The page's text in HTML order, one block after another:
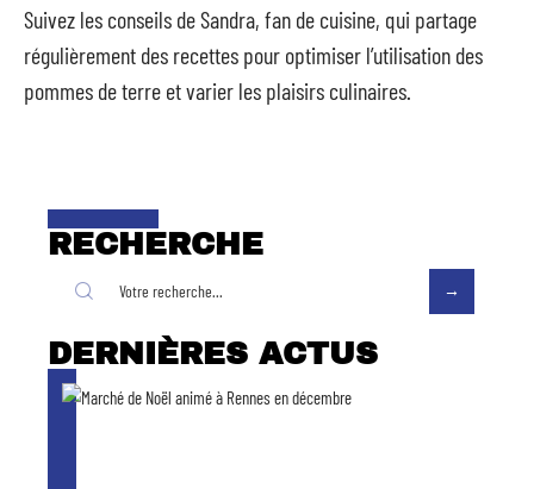
Suivez les conseils de Sandra, fan de cuisine, qui partage
régulièrement des recettes pour optimiser l’utilisation des
pommes de terre et varier les plaisirs culinaires.
RECHERCHE
DERNIÈRES ACTUS